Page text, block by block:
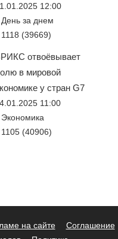
12:00
День за днем
1118 (39669)
отвоёвывает
в мировой
у стран G7
11:00
Экономика
1105 (40906)
на сайте
Соглашение